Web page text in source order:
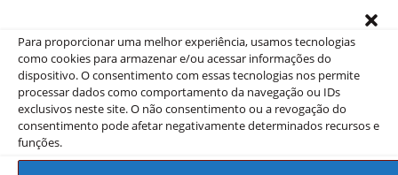
Para proporcionar uma melhor experiência, usamos tecnologias
como cookies para armazenar e/ou acessar informações do
dispositivo. O consentimento com essas tecnologias nos permite
processar dados como comportamento da navegação ou IDs
exclusivos neste site. O não consentimento ou a revogação do
consentimento pode afetar negativamente determinados recursos e
funções.